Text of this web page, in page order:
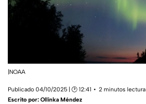
|NOAA
Publicado 04/10/2025 | 🕑 12:41
2 minutos lectura
Escrito por: Ollinka Méndez